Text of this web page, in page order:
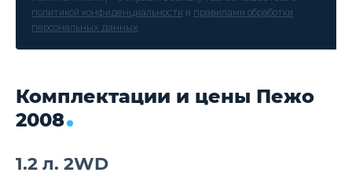
политикой конфиденциальности и правилами обработки
персональных данных
Комплектации и цены Пежо
2008
1.2 л. 2WD